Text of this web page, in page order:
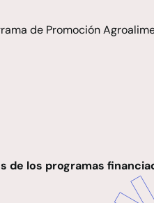
de Promoción
los programas